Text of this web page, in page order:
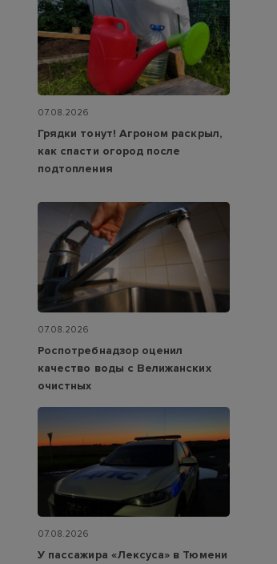
07.08.2026
Грядки тонут! Агроном раскрыл,
как спасти огород после
подтопления
07.08.2026
Роспотребнадзор оценил
качество воды с Велижанских
очистных
07.08.2026
У пассажира «Лексуса» в Тюмени